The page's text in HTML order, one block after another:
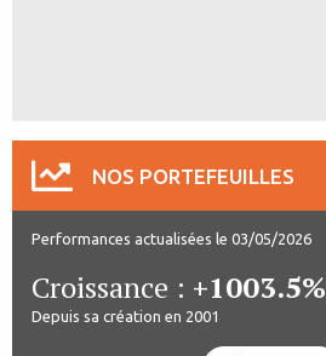
NOS PORTEFEUILLES
Performances actualisées le 03/05/2026
Croissance : +1003.5%
Depuis sa création en 2001